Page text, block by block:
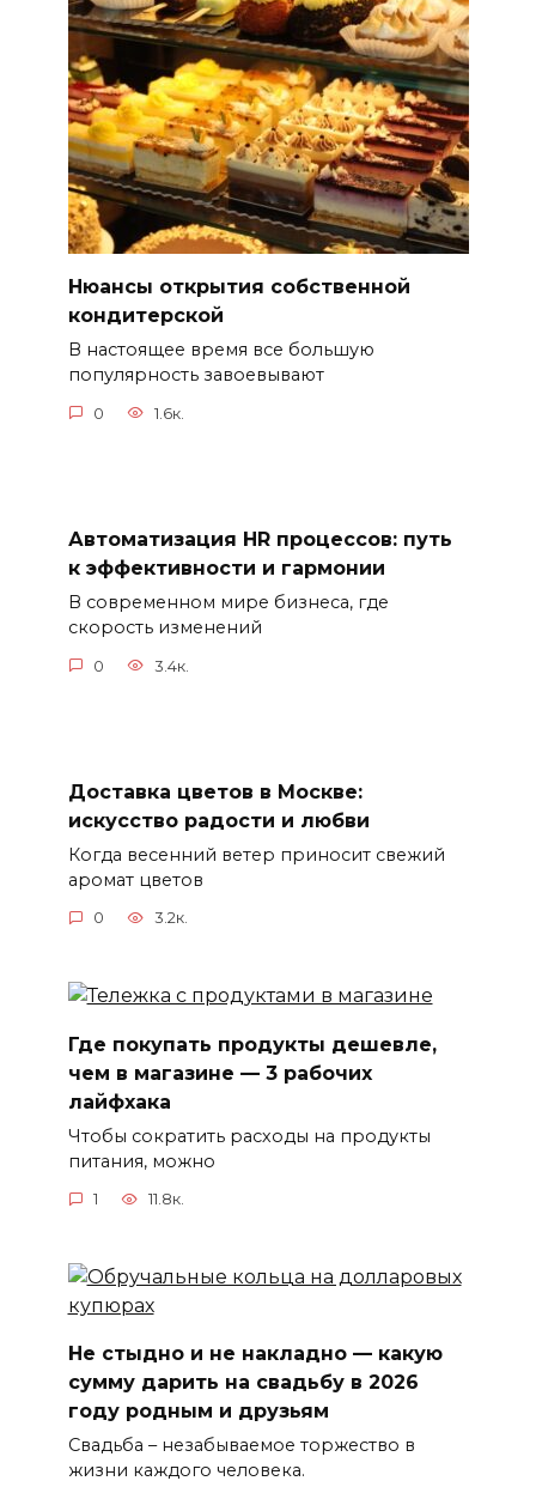
Нюансы открытия собственной
кондитерской
В настоящее время все большую
популярность завоевывают
0 1.6к.
Автоматизация HR процессов: путь
к эффективности и гармонии
В современном мире бизнеса, где
скорость изменений
0 3.4к.
Доставка цветов в Москве:
искусство радости и любви
Когда весенний ветер приносит свежий
аромат цветов
0 3.2к.
Где покупать продукты дешевле,
чем в магазине — 3 рабочих
лайфхака
Чтобы сократить расходы на продукты
питания, можно
1 11.8к.
Не стыдно и не накладно — какую
сумму дарить на свадьбу в 2026
году родным и друзьям
Свадьба – незабываемое торжество в
жизни каждого человека.